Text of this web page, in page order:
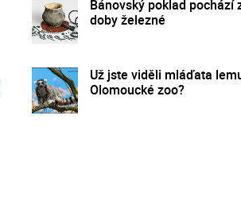
Bánovský poklad pochází
doby železné
Už jste viděli mláďata
Olomoucké zoo?